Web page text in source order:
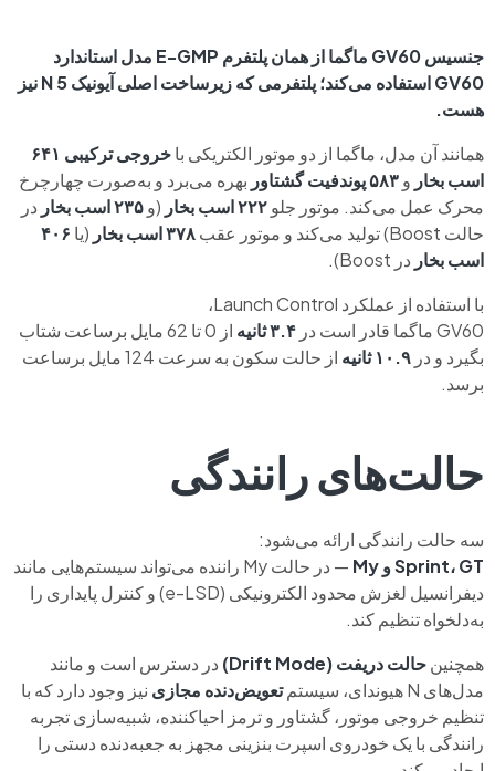
جنسیس GV60 ماگما از همان پلتفرم E-GMP مدل استاندارد
GV60 استفاده می‌کند؛ پلتفرمی که زیرساخت اصلی آیونیک 5 N نیز
هست.
همانند آن مدل، ماگما از دو موتور الکتریکی با
خروجی ترکیبی ۶۴۱
اسب بخار و۵۸۳ پوند‌فیت گشتاور
بهره می‌برد و به‌صورت چهارچرخ
محرک عمل می‌کند. موتور جلو۲۲۲ اسب بخار (و۲۳۵ اسب بخار
در
حالت Boost) تولید می‌کند و موتور عقب
۳۷۸ اسب بخار (یا ۴۰۶
اسب بخار در Boost).
با استفاده از عملکرد Launch Control،
GV60 ماگما قادر است در
۳.۴ ثانیه
از 0 تا 62 مایل برساعت شتاب
بگیرد و در ۱۰.۹ ثانیه
از حالت سکون به سرعت 124 مایل برساعت
برسد.
حالت‌های رانندگی
سه حالت رانندگی ارائه می‌شود:
Sprint، GT و My
— در حالت My راننده می‌تواند سیستم‌هایی مانند
دیفرانسیل لغزش محدود الکترونیکی (e-LSD) و کنترل پایداری را
به‌دلخواه تنظیم کند.
همچنینحالت دریفت (Drift Mode)
در دسترس است و مانند
مدل‌های N هیوندای، سیستم
تعویض‌دنده مجازی نیز وجود دارد که با
تنظیم خروجی موتور، گشتاور و ترمز احیاکننده، شبیه‌سازی تجربه
رانندگی با یک خودروی اسپرت بنزینی مجهز به جعبه‌دنده دستی را